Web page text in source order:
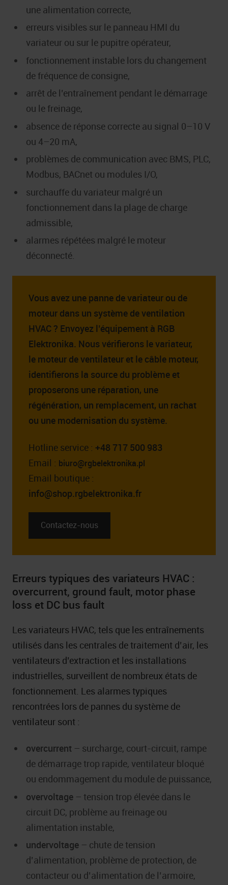
une alimentation correcte,
erreurs visibles sur le panneau HMI du
variateur ou sur le pupitre opérateur,
fonctionnement instable lors du changement
de fréquence de consigne,
arrêt de l’entraînement pendant le démarrage
ou le freinage,
absence de réponse correcte au signal 0–10 V
ou 4–20 mA,
problèmes de communication avec BMS, PLC,
Modbus, BACnet ou modules I/O,
surchauffe du variateur malgré un
fonctionnement dans la plage de charge
admissible,
alarmes répétées malgré le moteur
déconnecté.
Vous avez une panne de variateur ou de
moteur dans un système de ventilation
HVAC ? Envoyez l’équipement à RGB
Elektronika. Nous vérifierons le variateur,
le moteur de ventilateur et le câble moteur,
identifierons la source du problème et
proposerons une réparation, une
régénération, un remplacement, un rachat
ou une modernisation du système.
Hotline service : +48 717 500 983
Email : biuro@rgbelektronika.pl
Email boutique :
info@shop.rgbelektronika.fr
Contactez-nous
Erreurs typiques des variateurs HVAC :
overcurrent, ground fault, motor phase
loss et DC bus fault
Les variateurs HVAC, tels que les entraînements
utilisés dans les centrales de traitement d’air, les
ventilateurs d’extraction et les installations
industrielles, surveillent de nombreux états de
fonctionnement. Les alarmes typiques
rencontrées lors de pannes du système de
ventilateur sont :
overcurrent – surcharge, court-circuit, rampe
de démarrage trop rapide, ventilateur bloqué
ou endommagement du module de puissance,
overvoltage – tension trop élevée dans le
circuit DC, problème au freinage ou
alimentation instable,
undervoltage – chute de tension
d’alimentation, problème de protection, de
contacteur ou d’alimentation de l’armoire,